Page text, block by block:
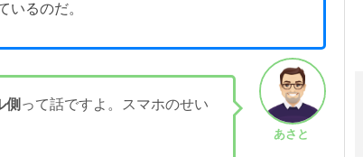
いるのだ。
あさと
側 って話ですよ。スマホのせい